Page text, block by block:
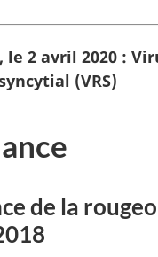
le 2 avril 2020 :
(VRS)
de la